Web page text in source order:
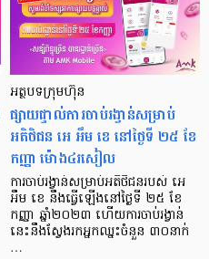
អត្ថបទក្រុមហ៊ុន
ផ្សាយផ្ទាល់ការចាប់រង្វាន់សម្រាប់
អតិថិជន អេ អឹម ខេ នៅថ្ងៃទី ២៥ ខែ
កញ្ញា ម៉ោង៤រសៀល
ការចាប់រង្វាន់សម្រាប់អតិថិជនរបស់ អេ
អឹម ខេ នឹងធ្វើឡើងនៅថ្ងៃទី ២៥ ខែ
កញ្ញា ឆ្នាំ២០២៣ ហើយការចាប់រង្វាន់
នេះនឹងស្វែងរកអ្នកឈ្នះចំនួន ៣០នាក់
…